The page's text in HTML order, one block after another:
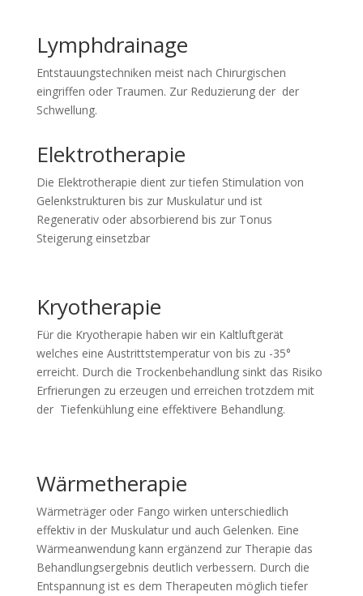
Lymphdrainage
Entstauungstechniken meist nach Chirurgischen
eingriffen oder Traumen. Zur Reduzierung der der
Schwellung.
Elektrotherapie
Die Elektrotherapie dient zur tiefen Stimulation von
Gelenkstrukturen bis zur Muskulatur und ist
Regenerativ oder absorbierend bis zur Tonus
Steigerung einsetzbar
Kryotherapie
Für die Kryotherapie haben wir ein Kaltluftgerät
welches eine Austrittstemperatur von bis zu -35°
erreicht. Durch die Trockenbehandlung sinkt das Risiko
Erfrierungen zu erzeugen und erreichen trotzdem mit
der Tiefenkühlung eine effektivere Behandlung.
Wärmetherapie
Wärmeträger oder Fango wirken unterschiedlich
effektiv in der Muskulatur und auch Gelenken. Eine
Wärmeanwendung kann ergänzend zur Therapie das
Behandlungsergebnis deutlich verbessern. Durch die
Entspannung ist es dem Therapeuten möglich tiefer